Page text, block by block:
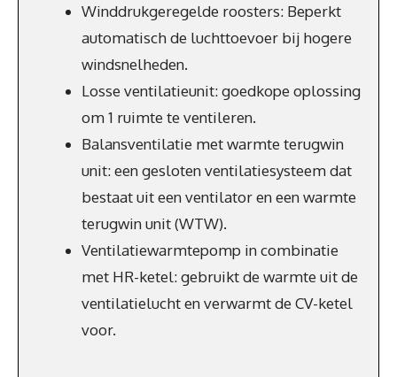
Winddrukgeregelde roosters: Beperkt
automatisch de luchttoevoer bij hogere
windsnelheden.
Losse ventilatieunit: goedkope oplossing
om 1 ruimte te ventileren.
Balansventilatie met warmte terugwin
unit: een gesloten ventilatiesysteem dat
bestaat uit een ventilator en een warmte
terugwin unit (WTW).
Ventilatiewarmtepomp in combinatie
met HR-ketel: gebruikt de warmte uit de
ventilatielucht en verwarmt de CV-ketel
voor.